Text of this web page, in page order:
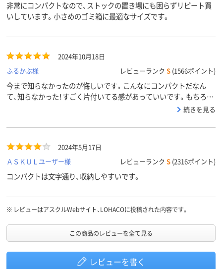
非常にコンパクトなので、ストックの置き場にも困らずリピート買
いしています。小さめのゴミ箱に最適なサイズです。
2024年10月18日
ふるかぶ様
レビューランク S (1566ポイント)
今まで知らなかったのが悔しいです。こんなにコンパクトだなん
て、知らなかった！すごく片付いてる感があっていいです。もちろ
続きを見る
2024年5月17日
ＡＳＫＵＬユーザー様
レビューランク S (2316ポイント)
コンパクトは文字通り、収納しやすいです。
※ レビューはアスクルWebサイト、LOHACOに投稿された内容です。
この商品のレビューを全て見る
レビューを書く